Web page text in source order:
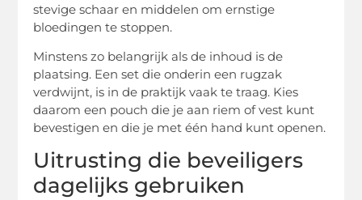
stevige schaar en middelen om ernstige
bloedingen te stoppen.
Minstens zo belangrijk als de inhoud is de
plaatsing. Een set die onderin een rugzak
verdwijnt, is in de praktijk vaak te traag. Kies
daarom een pouch die je aan riem of vest kunt
bevestigen en die je met één hand kunt openen.
Uitrusting die beveiligers
dagelijks gebruiken